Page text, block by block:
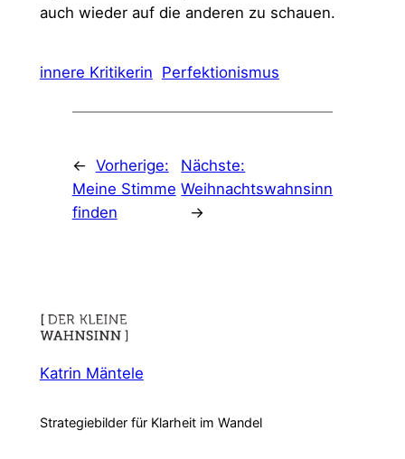
auch wieder auf die anderen zu schauen.
innere Kritikerin Perfektionismus
← Vorherige:
Meine Stimme
finden
Nächste:
Weihnachtswahnsinn
→
Katrin Mäntele
Strategiebilder für Klarheit im Wandel